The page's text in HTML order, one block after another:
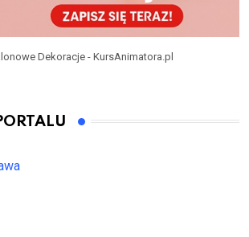
Dekoracje - KursAnimatora.pl